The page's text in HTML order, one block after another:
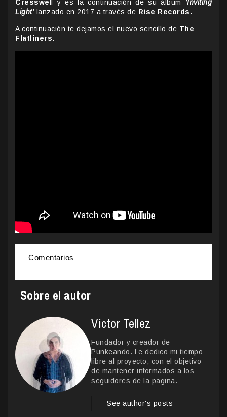
Cresswe ll y es la continuación de su álbum ‘Inviting
Light’lanzado en 2017 a través de Rise Records.
A continuación te dejamos el nuevo sencillo de The
Flatliners:
Comentarios
Sobre el autor
Victor Tellez
Fundador y creador de
Punkeando. Le dedico mi tiempo
libre al proyecto, con el objetivo
de mantener informados a los
seguidores de la pagina.
See author's posts